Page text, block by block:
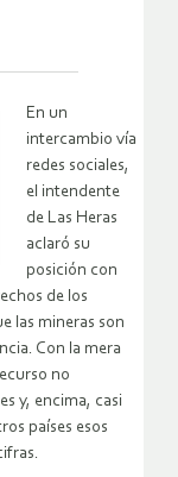
En un
intercambio vía
redes sociales,
el intendente
de Las Heras
aclaró su
posición con
de los
las mineras son
Con la mera
no
y, encima, casi
países esos